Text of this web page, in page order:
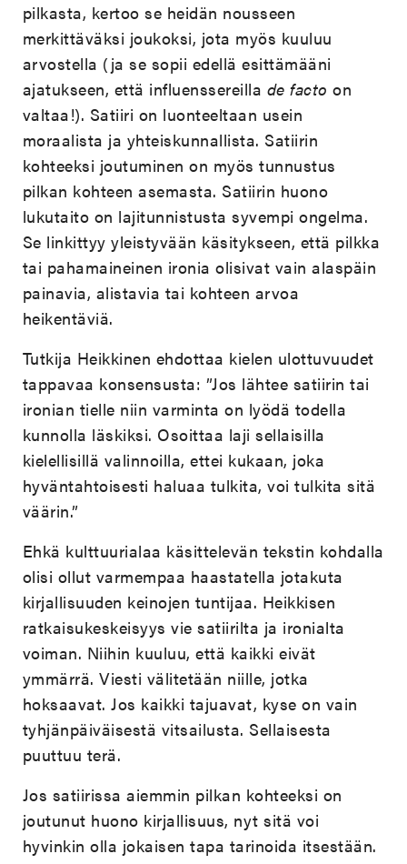
pilkasta, kertoo se heidän nousseen
merkittäväksi joukoksi, jota myös kuuluu
arvostella (ja se sopii edellä esittämääni
ajatukseen, että influenssereilla de facto on
valtaa!). Satiiri on luonteeltaan usein
moraalista ja yhteiskunnallista. Satiirin
kohteeksi joutuminen on myös tunnustus
pilkan kohteen asemasta. Satiirin huono
lukutaito on lajitunnistusta syvempi ongelma.
Se linkittyy yleistyvään käsitykseen, että pilkka
tai pahamaineinen ironia olisivat vain alaspäin
painavia, alistavia tai kohteen arvoa
heikentäviä.
Tutkija Heikkinen ehdottaa kielen ulottuvuudet
tappavaa konsensusta: ”Jos lähtee satiirin tai
ironian tielle niin varminta on lyödä todella
kunnolla läskiksi. Osoittaa laji sellaisilla
kielellisillä valinnoilla, ettei kukaan, joka
hyväntahtoisesti haluaa tulkita, voi tulkita sitä
väärin.”
Ehkä kulttuurialaa käsittelevän tekstin kohdalla
olisi ollut varmempaa haastatella jotakuta
kirjallisuuden keinojen tuntijaa. Heikkisen
ratkaisukeskeisyys vie satiirilta ja ironialta
voiman. Niihin kuuluu, että kaikki eivät
ymmärrä. Viesti välitetään niille, jotka
hoksaavat. Jos kaikki tajuavat, kyse on vain
tyhjänpäiväisestä vitsailusta. Sellaisesta
puuttuu terä.
Jos satiirissa aiemmin pilkan kohteeksi on
joutunut huono kirjallisuus, nyt sitä voi
hyvinkin olla jokaisen tapa tarinoida itsestään.